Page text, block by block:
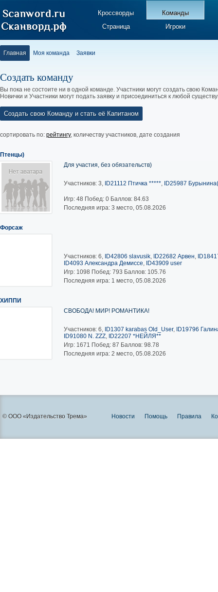
Кроссворды
Команды
Страница
Игроки
Главная Моя команда Заявки
Создать команду
Вы пока не состоите ни в одной команде. Участники могут создать свою
Новички и Участники могут подать заявку и присоединиться к любой
Создать свою Команду и стать её Капитаном
сортировать по: рейтингу, количеству участников, дате создания
Птенцы)
Для участия, без обязательств)
Участников: 3, ID21112 Птичка *****, ID25987
Игр: 48 Побед: 0 Баллов: 84.63
Последняя игра: 3 место, 05.08.2026
Форсаж
Участников: 6, ID42806 slavusik, ID22682 Арвен,
ID4093 Александра Демиссе, ID43909 user
Игр: 1098 Побед: 793 Баллов: 105.76
Последняя игра: 1 место, 05.08.2026
ХИППИ
СВОБОДА! МИР! РОМАНТИКА!
Участников: 6, ID1307 karabas Old_User, ID19796
ID91080 N. ZZZ, ID22207 *НЕЙЛЯ**
Игр: 1671 Побед: 87 Баллов: 98.78
Последняя игра: 2 место, 05.08.2026
© ООО «Издательство Трема» Новости Помощь Правила